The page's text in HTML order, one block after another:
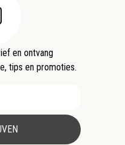
en ontvang
tips en promoties.